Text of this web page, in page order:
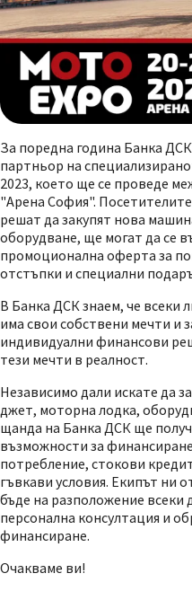
За поредна година Банка
партньор на
2023, което ще се проведе
"Арена София".
решат да закупят нова
оборудване, ще могат да се
промоционална оферта за
отстъпки и специални
В Банка ДСК знаем, че всеки
има свои собствени мечти и
индивидуални финансови
тези мечти в реалност.
Независимо дали искате да
джет, моторна лодка,
щанда на Банка ДСК ще
възможности за
потребление, стокови
гъвкави условия. Екипът ни
бъде на разположение всеки
персонална консултация и
финансиране.
Очакваме ви!